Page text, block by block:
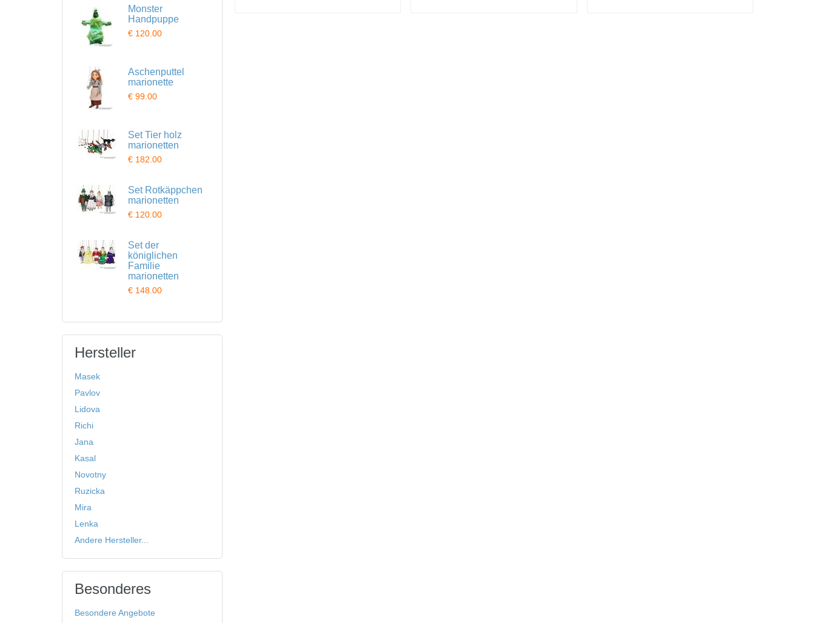
Monster
Handpuppe
€ 120.00
Aschenputtel
marionette
€ 99.00
Set Tier holz
marionetten
€ 182.00
Set Rotkäppchen
marionetten
€ 120.00
Set der
königlichen
Familie
marionetten
€ 148.00
Hersteller
Masek
Pavlov
Lidova
Richi
Jana
Kasal
Novotny
Ruzicka
Mira
Lenka
Andere Hersteller...
Besonderes
Besondere Angebote